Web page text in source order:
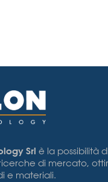
Srl è la possibilità
di mercato,
e materiali.